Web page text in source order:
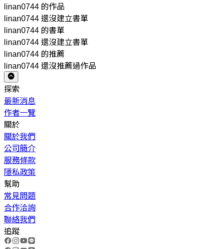
linan0744 的作品
linan0744 還沒建立書單
linan0744 的書單
linan0744 還沒建立書單
linan0744 的推薦
linan0744 還沒推薦過作品
探索
最新消息
作者一覽
關於
關於我們
公司簡介
服務條款
隱私政策
幫助
常見問題
合作洽詢
聯絡我們
追蹤